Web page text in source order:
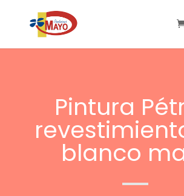
Pintura
blanco